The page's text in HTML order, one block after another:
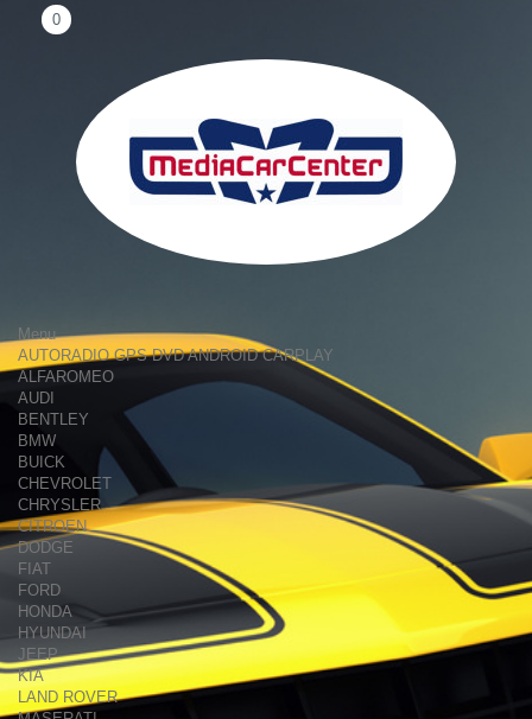
Menu
AUTORADIO GPS DVD ANDROID CARPLAY
ALFAROMEO
AUDI
BENTLEY
BMW
BUICK
CHEVROLET
CHRYSLER
CITROEN
DODGE
FIAT
FORD
HONDA
HYUNDAI
JEEP
KIA
LAND ROVER
0